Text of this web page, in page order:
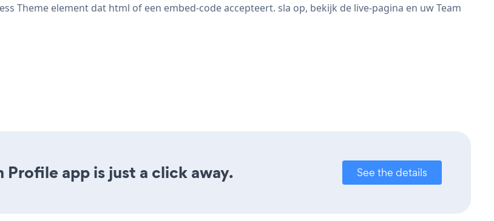
Theme element dat html of een embed-code accepteert. sla op, bekijk de live-pagina en uw Team
app is just a click away. See the details